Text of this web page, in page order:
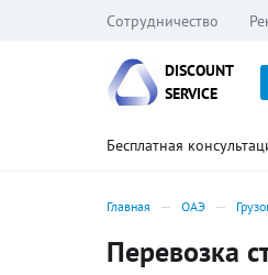
Сотрудничество
DISCOUNT
SERVICE
Бесплатная
Главная ОАЭ
Перевозка